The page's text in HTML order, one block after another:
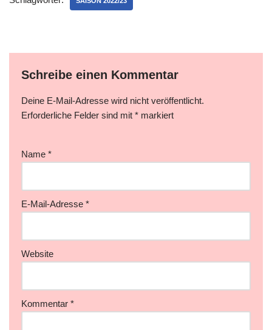
Schreibe einen Kommentar
Deine E-Mail-Adresse wird nicht veröffentlicht.
Erforderliche Felder sind mit * markiert
Name *
E-Mail-Adresse *
Website
Kommentar *